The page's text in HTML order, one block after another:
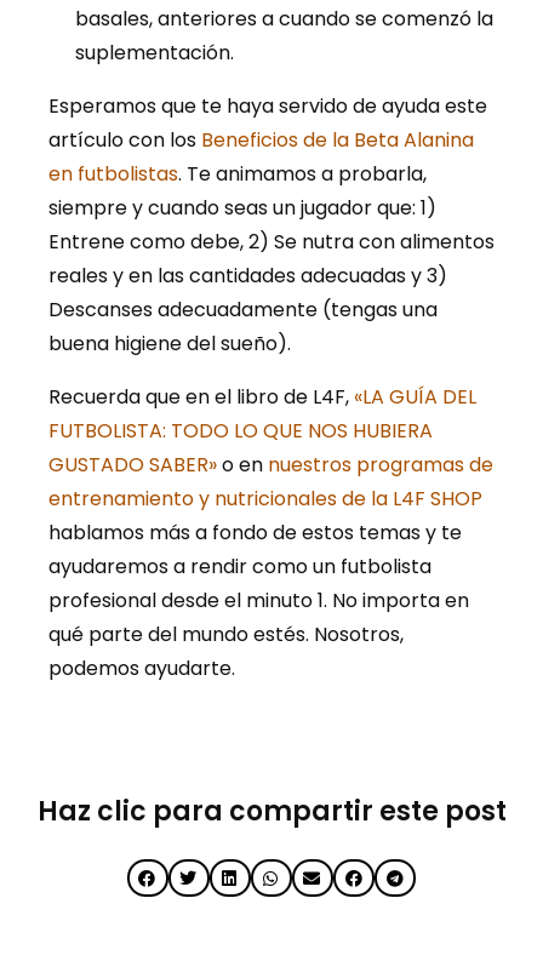
basales, anteriores a cuando se comenzó la
suplementación.
Esperamos que te haya servido de ayuda este
artículo con los Beneficios de la Beta Alanina
en futbolistas. Te animamos a probarla,
siempre y cuando seas un jugador que: 1)
Entrene como debe, 2) Se nutra con alimentos
reales y en las cantidades adecuadas y 3)
Descanses adecuadamente (tengas una
buena higiene del sueño).
Recuerda que en el libro de L4F, «LA GUÍA DEL
FUTBOLISTA: TODO LO QUE NOS HUBIERA
GUSTADO SABER»o en nuestros programas de
entrenamiento y nutricionales de la L4F SHOP
hablamos más a fondo de estos temas y te
ayudaremos a rendir como un futbolista
profesional desde el minuto 1. No importa en
qué parte del mundo estés. Nosotros,
podemos ayudarte.
Haz clic para compartir este post